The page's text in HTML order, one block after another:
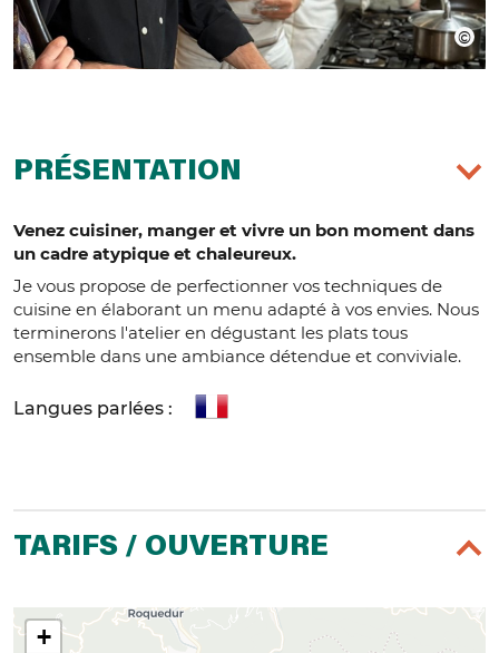
PRÉSENTATION
Venez cuisiner, manger et vivre un bon moment dans
un cadre atypique et chaleureux.
Je vous propose de perfectionner vos techniques de
cuisine en élaborant un menu adapté à vos envies. Nous
terminerons l'atelier en dégustant les plats tous
ensemble dans une ambiance détendue et conviviale.
Langues parlées :
TARIFS / OUVERTURE
+